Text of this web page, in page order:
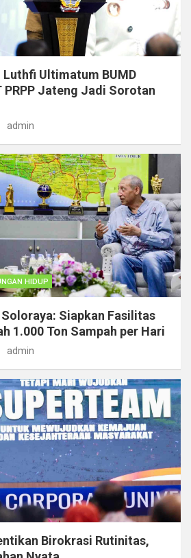
Luthfi Ultimatum BUMD
PRPP Jateng Jadi Sorotan
admin
HIDUP
Siapkan Fasilitas
1.000 Ton Sampah per Hari
admin
Birokrasi Rutinitas,